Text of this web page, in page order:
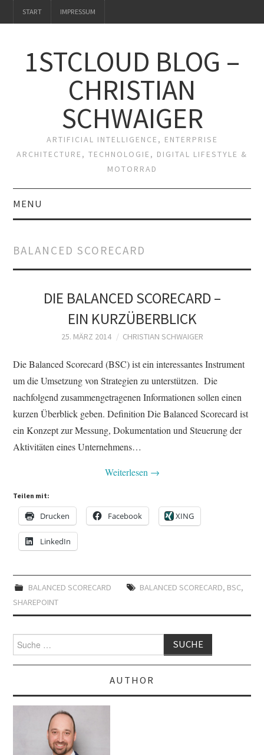
START IMPRESSUM
1STCLOUD BLOG –
CHRISTIAN
SCHWAIGER
ARTIFICIAL INTELLIGENCE, ENTERPRISE
ARCHITECTURE, TECHNOLOGIE, DIGITAL LIFESTYLE &
MOTORRAD
MENU
BALANCED SCORECARD
DIE BALANCED SCORECARD –
EIN KURZÜBERBLICK
25. MÄRZ 2014 CHRISTIAN SCHWAIGER
Die Balanced Scorecard (BSC) ist ein interessantes Instrument
um die Umsetzung von Strategien zu unterstützen. Die
nachfolgend zusammengetragenen Informationen sollen einen
kurzen Überblick geben. Definition Die Balanced Scorecard ist
ein Konzept zur Messung, Dokumentation und Steuerung der
Aktivitäten eines Unternehmens…
Weiterlesen →
Teilen mit:
Drucken Facebook XING
LinkedIn
BALANCED SCORECARD BALANCED SCORECARD, BSC,
SHAREPOINT
Suche
nach:
AUTHOR